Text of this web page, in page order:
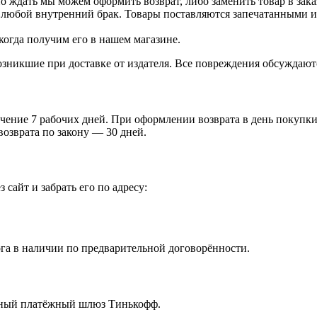
внутренний брак. Товары поставляются запечатанными
получим его в нашем магазине.
при доставке от издателя. Все повреждения
7 рабочих дней. При оформлении возврата в день
по закону — 30 дней.
и забрать его по адресу:
в наличии по предварительной договорённости.
платёжный шлюз Тинькофф.